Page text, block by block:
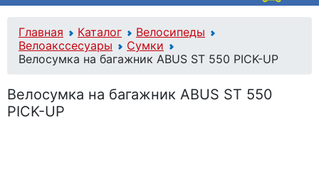
Главная Каталог
Велосипеды
Велоакссесуары
Сумки
Велосумка на багажник ABUS ST 550 PICK-UP
Велосумка на багажник ABUS ST 550
PICK-UP